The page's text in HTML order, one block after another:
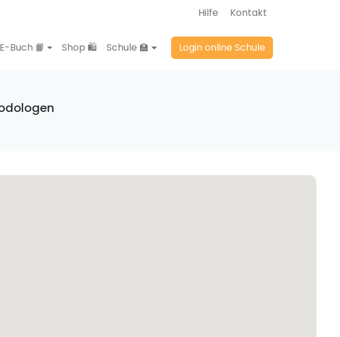
Hilfe Kontakt
E-Buch 📙 Shop 🛍️ Schule 🏫 Login online Schule